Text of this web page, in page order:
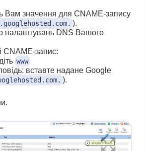
Вам значення для CNAME-запису
).
налаштувань DNS Вашого
CNAME-запис:
www
вставте надане Google
).